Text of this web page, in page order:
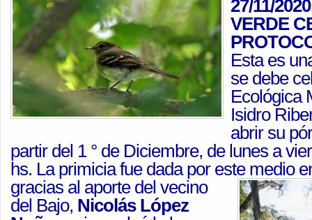
27/11/
VERDE
Esta es
se debe
Ecológica
Isidro
abrir su
partir del 1 ° de Diciembre, de lunes a
hs. La primicia fue dada por este medio
gracias al aporte del vecino
del Bajo, Nicolás López